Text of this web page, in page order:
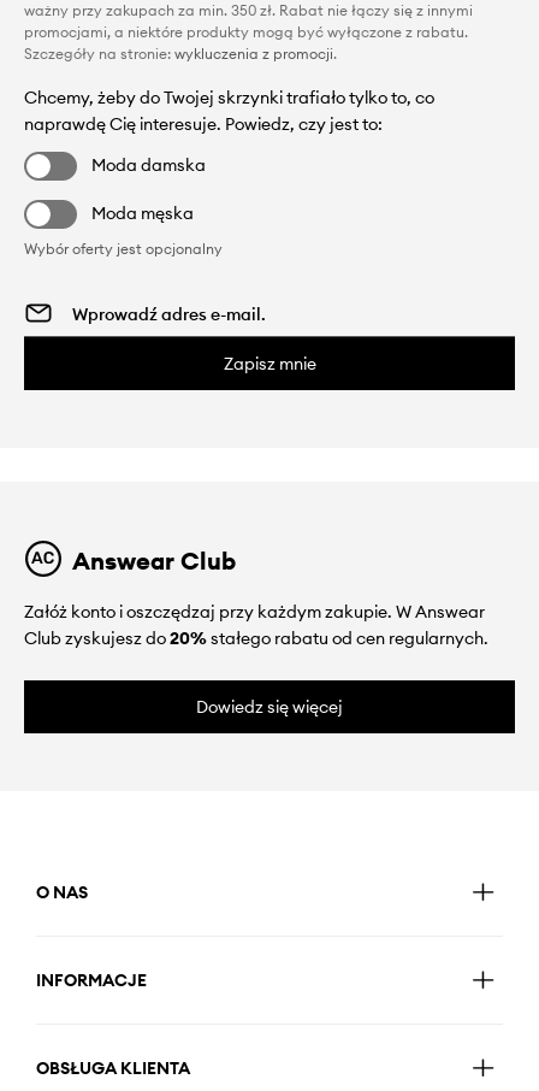
ważny przy zakupach za min. 350 zł. Rabat nie łączy się z innymi
promocjami, a niektóre produkty mogą być wyłączone z rabatu.
Szczegóły na stronie: wykluczenia z promocji.
Chcemy, żeby do Twojej skrzynki trafiało tylko to, co
naprawdę Cię interesuje. Powiedz, czy jest to:
Moda damska
Moda męska
Wybór oferty jest opcjonalny
Zapisz mnie
Answear Club
Załóż konto i oszczędzaj przy każdym zakupie. W Answear
Club zyskujesz do20%stałego rabatu od cen regularnych.
Dowiedz się więcej
O NAS
INFORMACJE
OBSŁUGA KLIENTA